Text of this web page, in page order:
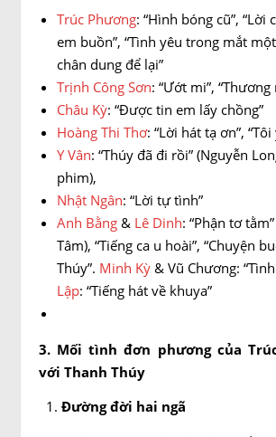
Trúc Phương: “Hình bóng cũ”, “Lời
em buồn”, “Tình yêu trong mắt
chân dung để lại”
Trịnh Công Sơn: “Ướt mi”,
Châu Kỳ: “Được tin em lấy chồng”
Hoàng Thi Thơ: “Lời hát tạ ơn”,
Y Vân: “Thúy đã đi rồi” (Nguyễn
phim),
Nhật Ngân: “Lời tự tình”
Anh Bằng & Lê Dinh: “Phận tơ
Tâm), “Tiếng ca u hoài”, “Chuyện
Thúy”. Minh Kỳ & Vũ Chương:
Lập: “Tiếng hát về khuya”
3. Mối tình đơn phương của
với Thanh Thúy
Đường đời hai ngã